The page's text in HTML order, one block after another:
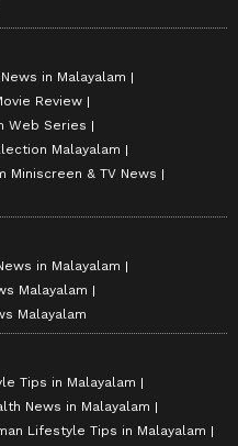
in Malayalam
Review
Web Series
Malayalam
Miniscreen & TV News
in Malayalam
Malayalam
Malayalam
Tips in Malayalam
News in Malayalam
Lifestyle Tips in Malayalam